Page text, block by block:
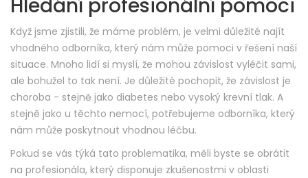
Hledání profesionální pomoci
Když jsme zjistili, že máme problém, je velmi důležité najít
vhodného odborníka, který nám může pomoci v řešení naší
situace. Mnoho lidí si myslí, že mohou závislost vyléčit sami,
ale bohužel to tak není. Je důležité pochopit, že závislost je
choroba - stejně jako diabetes nebo vysoký krevní tlak. A
stejně jako u těchto nemocí, potřebujeme odborníka, který
nám může poskytnout vhodnou léčbu.
Pokud se vás týká tato problematika, měli byste se obrátit
na profesionála, který disponuje zkušenostmi v oblasti